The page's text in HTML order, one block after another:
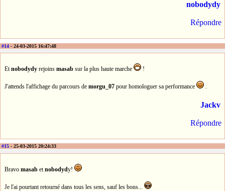
nobodydy
Répondre
#14 - 24-03-2015 16:47:48
Etnobodydy rejoins masab sur la plus haute marche !
J'attends l'affichage du parcours de morgu_07 pour homologuer sa performance .
Jackv
Répondre
#15 - 25-03-2015 20:24:33
Bravo masab et nobodydy!
Je l'ai pourtant retourné dans tous les sens, sauf les bons...